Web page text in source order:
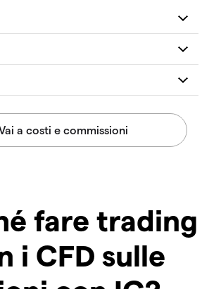
fare trading
i CFD sulle